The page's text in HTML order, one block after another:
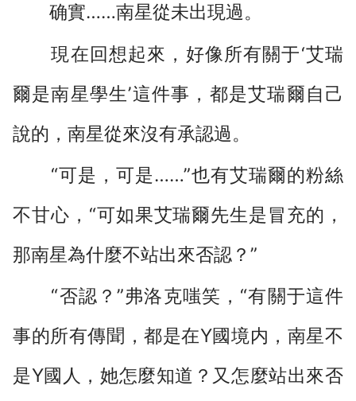
确實……南星從未出現過。
現在回想起來，好像所有關于‘艾瑞
爾是南星學生’這件事，都是艾瑞爾自己
說的，南星從來沒有承認過。
“可是，可是……”也有艾瑞爾的粉絲
不甘心，“可如果艾瑞爾先生是冒充的，
那南星為什麼不站出來否認？”
“否認？”弗洛克嗤笑，“有關于這件
事的所有傳聞，都是在Y國境内，南星不
是Y國人，她怎麼知道？又怎麼站出來否